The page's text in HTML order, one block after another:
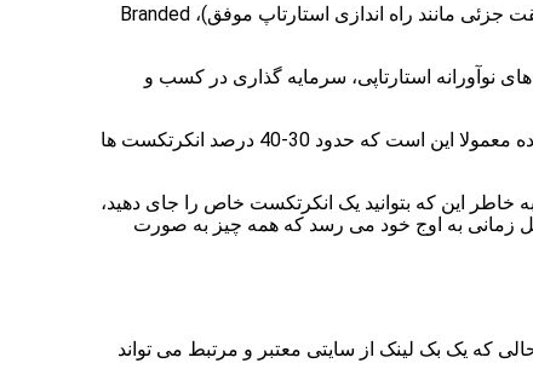
باید تنوع داشته باشید. ترکیبی از انکرتکست های Exact Match (مطابق کامل با کلمه کلیدی مانند استارتاپ)، Partial Match (مطابقت جزئی مانند راه اندازی استارتاپ موفق)، Branded
نوآورانه استارتاپی، سرمایه گذاری در کسب و
همچنین استفاده از نام برند یا URL سایت به عنوان انکرتکست هم ضروری است تا پروفایل لینک شما متعادل باشد. نسبت توصیه شده معمولا این است که حدود 30-40 درصد انکرتکست ها
خاطر این که بتوانید یک انکرتکست خاص را جای دهید،
زمانی به اوج خود می رسد که همه چیز به صورت
که یک بک لینک از سایتی معتبر و مرتبط می تواند